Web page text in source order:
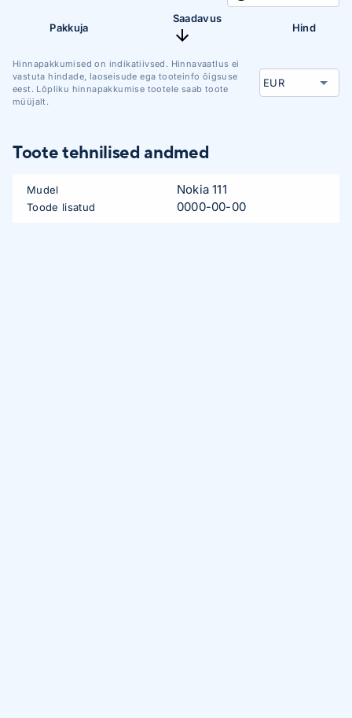
Pakkuja
Saadavus
Hind
Hinnapakkumised on indikatiivsed. Hinnavaatlus ei
vastuta hindade, laoseisude ega tooteinfo õigsuse
eest. Lõpliku hinnapakkumise tootele saab toote
müüjalt.
Toote tehnilised andmed
Mudel Nokia 111
Toode lisatud 0000-00-00